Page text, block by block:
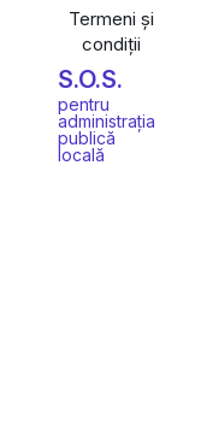
Termeni și
condiții
S.O.S.
pentru
administrația
publică
locală